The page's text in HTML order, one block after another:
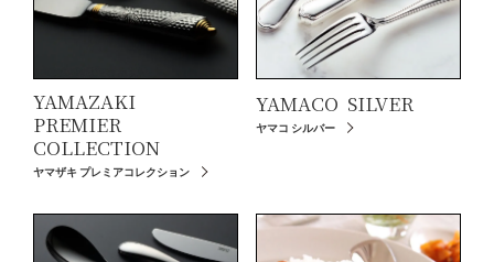
YAMAZAKI
PREMIER
COLLECTION
ヤマザキ プレミアコレクション
YAMACO SILVER
ヤマコ シルバー